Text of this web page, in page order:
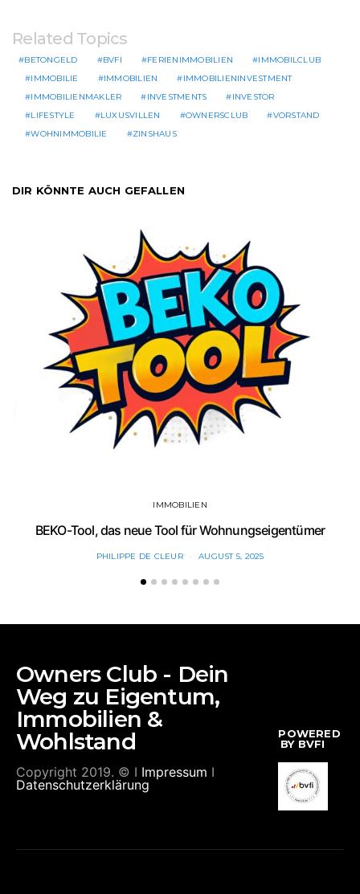
Related Topics
BETONGELD BVFI FERIENIMMOBILIEN
IMMOBILCLUB
IMMOBILIE
IMMOBILIEN
IMMOBILIENINVESTMENT
IMMOBILIENMAKLER
INVESTMENTS
INVESTOR
LIFESTYLE
LUXUSVILLEN OWNERSCLUB
VORSTAND
WOHNIMMOBILIE
ZINSHAUS
DIR KÖNNTE AUCH GEFALLEN
IMMOBILIEN
BEKO-Tool, das neue Tool für Wohnungseigentümer
PHILIPPE DE CLEUR AUGUST 5, 2025
Owners Club - Dein
Weg zu Eigentum,
Immobilien &
Wohlstand
Copyright 2019. © I Impressum I
Datenschutzerklärung
POWERED
BY BVFI